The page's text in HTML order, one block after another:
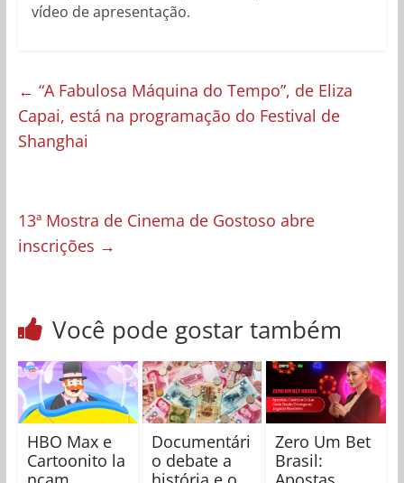
vídeo de apresentação.
← “A Fabulosa Máquina do Tempo”, de Eliza
Capai, está na programação do Festival de
Shanghai
13ª Mostra de Cinema de Gostoso abre
inscrições →
Você pode gostar também
HBO Max e
Cartoonito la
Documentári
o debate a
Zero Um Bet
Brasil: